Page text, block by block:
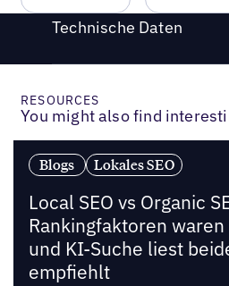
Technische Daten
RESOURCES
You might also find
Blogs Lokales SEO
Local SEO vs Organic
Rankingfaktoren
und KI-Suche liest
empfiehlt